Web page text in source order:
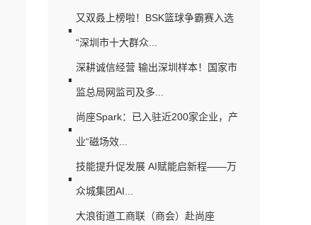
又双叒上榜啦！BSK篮球争霸赛入选
“深圳市十大群众...
深耕诚信经营 输出深圳样本！国家市
监总局网监司及多...
尚座Spark：已入驻近200家企业，产
业“磁场效...
技能提升促发展 AI赋能启新程——万
众城集团AI...
大浪街道工商联（商会）赴尚座